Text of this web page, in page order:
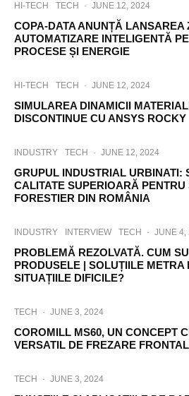
HI-TECH TECH · JUNE 12, 2024
COPA-DATA ANUNȚĂ LANSAREA
AUTOMATIZARE INTELIGENTĂ
PROCESE ȘI ENERGIE
HI-TECH TECH · JUNE 12, 2024
SIMULAREA DINAMICII
DISCONTINUE CU ANSYS ROCKY
INDUSTRY TECH · JUNE 12, 2024
GRUPUL INDUSTRIAL URBINATI:
CALITATE SUPERIOARĂ PENTRU
FORESTIER DIN ROMÂNIA
INDUSTRY INTERVIEW TECH · JUNE 4,
PROBLEMĂ REZOLVATĂ. CUM
PRODUSELE | SOLUȚIILE METRA
SITUAȚIILE DIFICILE?
TECH · JUNE 3, 2024
COROMILL MS60, UN CONCEPT
VERSATIL DE FREZARE
TECH · JUNE 3, 2024